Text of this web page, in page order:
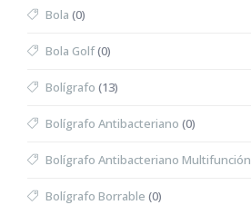
Bola (0)
Bola Golf(0)
Bolígrafo (13)
Bolígrafo Antibacteriano (0)
Bolígrafo Antibacteriano Multifunción
Bolígrafo Borrable (0)